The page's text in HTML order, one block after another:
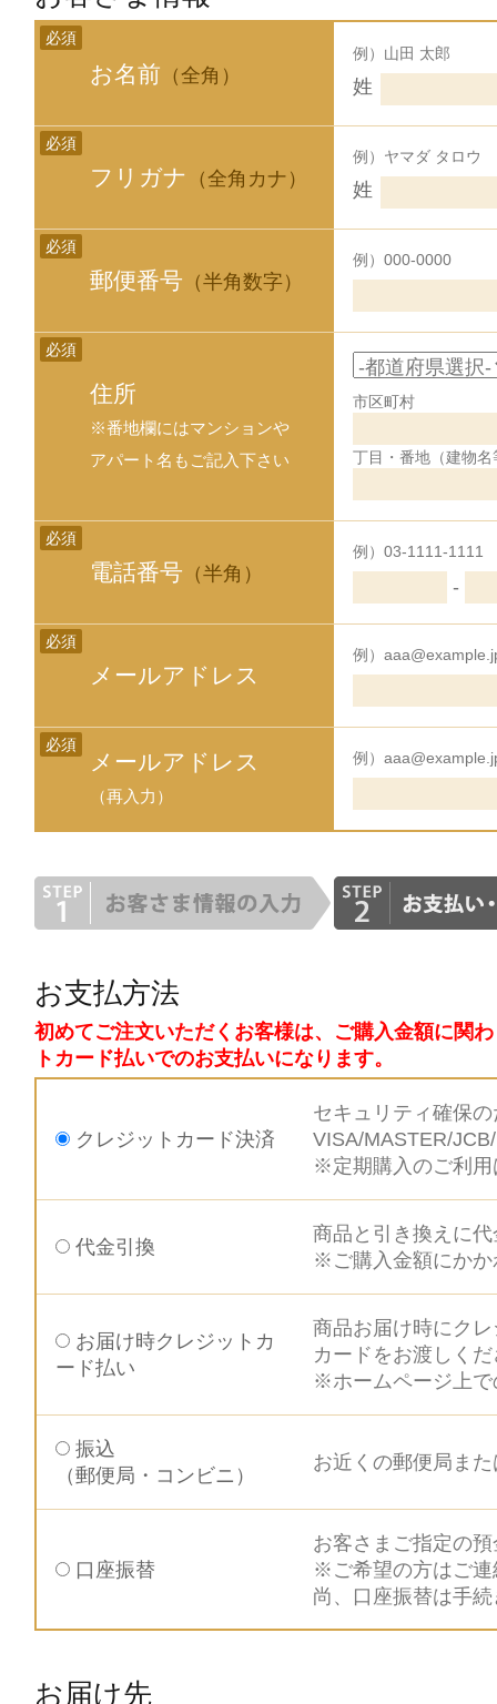
必須
お名前 （全角）
例）山田 太郎
姓
必須
フリガナ （全角カナ）
例）ヤマダ タロウ
姓
必須
郵便番号 （半角数字）
例）000-0000
必須
住所
※番地欄にはマンションや
アパート名もご記入下さい
市区町村
丁目・番地（建物
必須
電話番号 （半角）
例）03-1111-1111
-
必須
メールアドレス
例）
必須
メールアドレス
（再入力）
例）
お支払方法
初めてご注文いただくお客様は、ご購入金額に関
トカード払いでのお支払いになります。
クレジットカード決済
セキュリティ確保
VISA/MASTER/
※定期購入のご利用
代金引換
商品と引き換えに
※ご購入金額にかか
お届け時クレジットカ
ード払い
商品お届け時にク
カードをお渡しく
※ホームページ上で
振込
（郵便局・コンビニ）
お近くの郵便局ま
口座振替
お客さまご指定の
※ご希望の方はご連
尚、口座振替は手
お届け先